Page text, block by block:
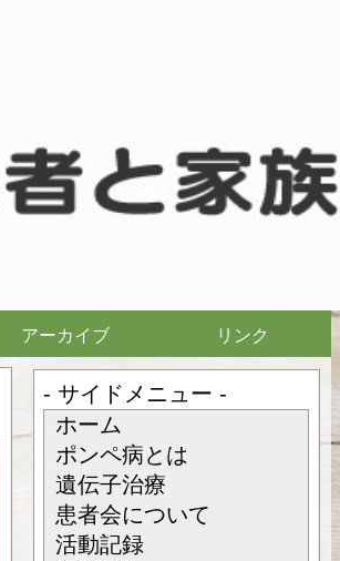
アーカイブ リンク
- サイドメニュー -
ホーム
ポンペ病とは
遺伝子治療
患者会について
活動記録